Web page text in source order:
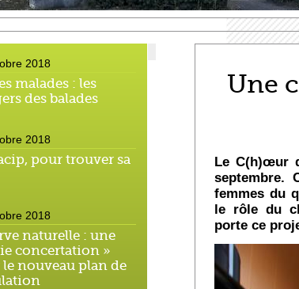
2018
malades : les
des balades
2018
pour trouver sa
2018
naturelle : une
concertation »
nouveau plan de
Une
Le C(h)œur
septembre.
femmes du
le rôle du
porte ce